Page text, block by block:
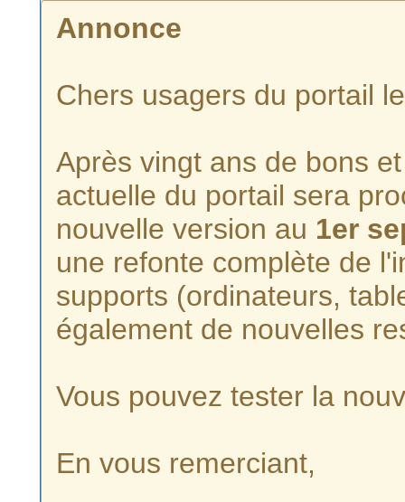
Annonce
Chers usagers du portail
Après vingt ans de bons
actuelle du portail sera
nouvelle version au 1er
une refonte complète de
supports (ordinateurs,
également de nouvelles
Vous pouvez tester la
En vous remerciant,